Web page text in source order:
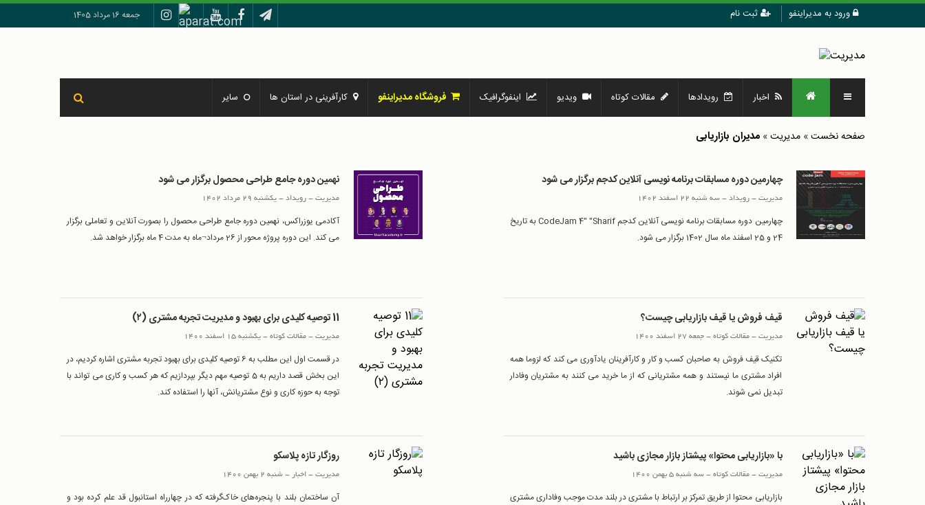
ورود به مدیراینفو ثبت نام جمعه 16 مرداد 1405
اخبار رویدادها مقالات کوتاه ویدیو اینفوگرافیک فروشگاه مدیراینفو کارآفرینی در استان ها سایر
صفحه نخست» مدیریت» مدیران بازاریابی
چهارمین دوره مسابقات برنامه نویسی آنلاین کدجم برگزار می شود
مدیریت-رويداد- سه شنبه 22 اسفند 1402
چهارمین دوره مسابقات برنامه نویسی آنلاین کدجم CodeJam 4" "Sharif به تاریخ
24 و 25 اسفند ماه سال 1402 برگزار می شود.
نهمین دوره جامع طراحی محصول برگزار می شود
مدیریت-رويداد-یکشنبه 29 مرداد 1402
آکادمی یوزراکس، نهمین دوره جامع طراحی محصول را بصورت آنلاین و تعاملی برگزار
می کند. این دوره پروژه محور از 26 مرداد¬ماه به مدت 4 ماه برگزار خواهد شد.
قیف فروش یا قیف بازاریابی چیست؟
مدیریت-مقالات کوتاه-جمعه 27 اسفند 1400
تکنیک قیف فروش به صاحبان کسب و کار و کارآفرینان یادآوری می کند که لزوما همه
افراد مشتری ما نیستند و همه مشتریانی که از ما خرید می کنند به مشتریان وفادار
تبدیل نمی شوند.
11 توصیه کلیدی برای بهبود و مدیریت تجربه مشتری (۲)
مدیریت-مقالات کوتاه-یکشنبه 15 اسفند 1400
در قسمت اول این مطلب به 6 توصیه کلیدی برای بهبود تجربه مشتری اشاره کردیم، در
این بخش قصد داریم به 5 توصیه مهم دیگر بپردازیم که هر کسب و کاری می تواند با
توجه به حوزه کاری و نوع مشتریانش، آنها را استفاده کند.
با «بازاريابی محتوا» پيشتاز بازار مجازی باشید
مدیریت-مقالات کوتاه- سه شنبه 5 بهمن 1400
بازاریابی محتوا از طریق تمرکز بر ارتباط با مشتری در بلند مدت موجب وفاداری مشتری
روزگار تازه پلاسکو
مدیریت-اخبار - شنبه 2 بهمن 1400
آن ساختمان بلند با پنجره‌‌‌‌‌‌‌‌‌‌های خاک‌‌‌‌‌‌‌‌‌‌گرفته که در چهارراه استانبول قد علم کرده بود و